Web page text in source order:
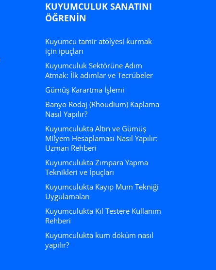
KUYUMCULUK SANATINI
ÖĞRENIN
Kuyumcu tamir atölyesi kurmak
için ipuçları
Kuyumculuk Sektörüne Adım
Atmak: İlk adımlar ve Tecrübeler
Gümüş Karartma İşlemi
Banyo Rodaj (Rhoudium) Kaplama
Nasıl Yapılır?
Kuyumculukta Altın ve Gümüş
Milyem Hesaplaması Nasıl Yapılır:
Uzman Rehberi
Kuyumculukta Zımpara Yapma
Teknikleri ve İpuçları
Kuyumculukta Kayıp Mum Tekniği
Uygulamaları
Kuyumculukta Kıl Testere Kullanım
Rehberi
Kuyumculukta kum döküm nasıl
yapılır?